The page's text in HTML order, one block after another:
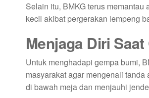
Selain itu, BMKG terus
kecil akibat pergerakan lempeng
Menjaga Diri
Untuk menghadapi gempa bumi,
masyarakat agar mengenali tanda
di bawah meja dan menjauhi